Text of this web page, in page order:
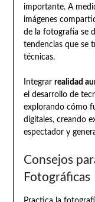
importante. A
imágenes
de la fotografía se
tendencias que se
técnicas.
Integrar realidad
el desarrollo de
explorando cómo
digitales, creando
espectador y
Consejos
Fotográficas